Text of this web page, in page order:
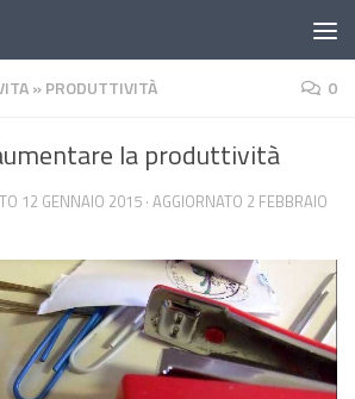
»PRODUTTIVITÀ 0
la produttività
12 GENNAIO 2015 · AGGIORNATO 2 FEBBRAIO